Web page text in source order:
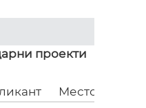
проекти
Место